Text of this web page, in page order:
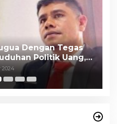
Dengan Tegas
Politik Uang,
Oleh
2024